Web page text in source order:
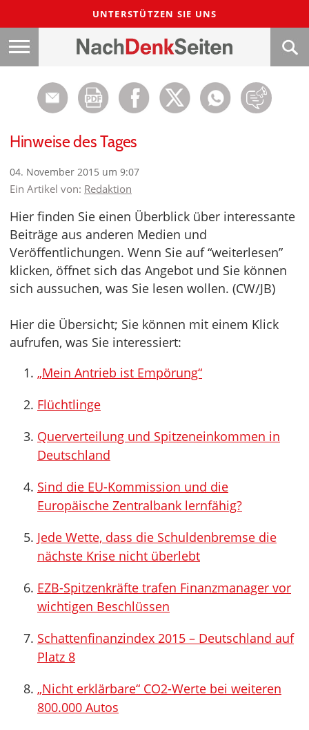
UNTERSTÜTZEN SIE UNS
Hinweise des Tages
04. November 2015 um 9:07
Ein Artikel von: Redaktion
Hier finden Sie einen Überblick über interessante
Beiträge aus anderen Medien und
Veröffentlichungen. Wenn Sie auf “weiterlesen”
klicken, öffnet sich das Angebot und Sie können
sich aussuchen, was Sie lesen wollen. (CW/JB)
Hier die Übersicht; Sie können mit einem Klick
aufrufen, was Sie interessiert:
„Mein Antrieb ist Empörung“
Flüchtlinge
Querverteilung und Spitzeneinkommen in
Deutschland
Sind die EU-Kommission und die
Europäische Zentralbank lernfähig?
Jede Wette, dass die Schuldenbremse die
nächste Krise nicht überlebt
EZB-Spitzenkräfte trafen Finanzmanager vor
wichtigen Beschlüssen
Schattenfinanzindex 2015 – Deutschland auf
Platz 8
„Nicht erklärbare“ CO2-Werte bei weiteren
800.000 Autos